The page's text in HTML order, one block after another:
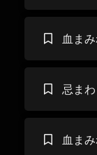
血ま
忌ま
血ま